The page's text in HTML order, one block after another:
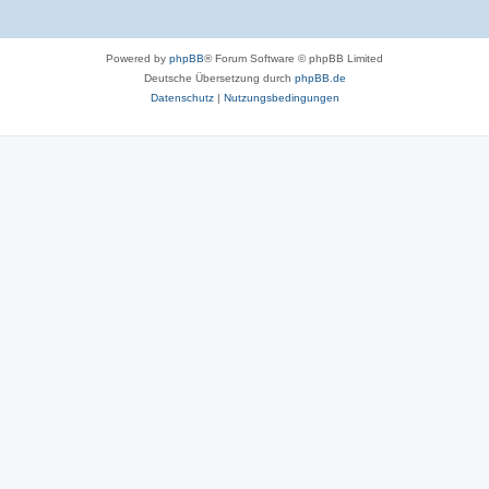
Powered by phpBB® Forum Software © phpBB Limited
Deutsche Übersetzung durch phpBB.de
Datenschutz| Nutzungsbedingungen